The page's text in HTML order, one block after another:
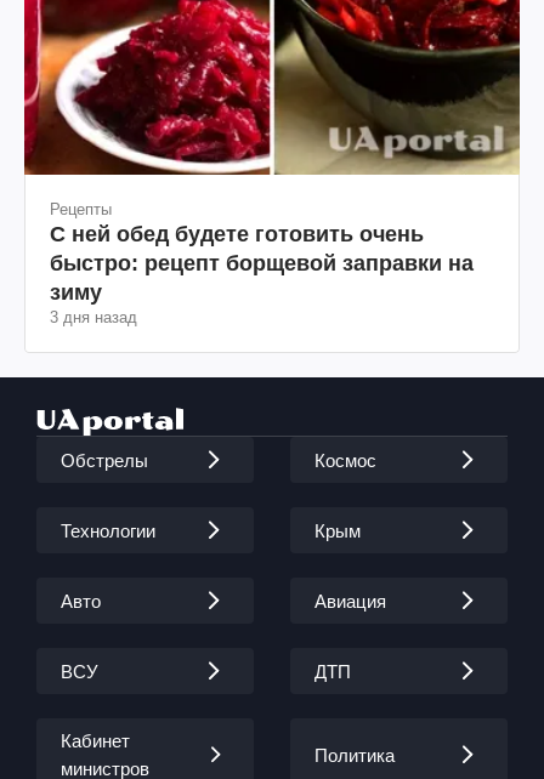
Рецепты
С ней обед будете готовить очень
быстро: рецепт борщевой заправки на
зиму
3 дня назад
Обстрелы Космос
Технологии Крым
Авто Авиация
ВСУ ДТП
Кабинет
министров
Политика